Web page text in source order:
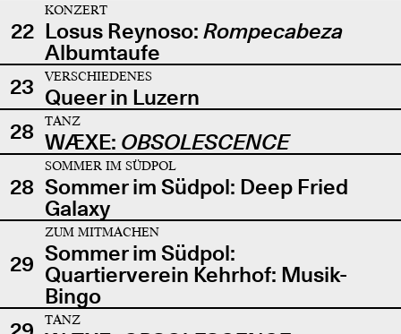
22
KONZERT
Losus Reynoso: Rompecabeza
Albumtaufe
23
VERSCHIEDENES
Queer in Luzern
28
TANZ
WÆXE: OBSOLESCENCE
28
SOMMER IM SÜDPOL
Sommer im Südpol: Deep Fried
Galaxy
29
ZUM MITMACHEN
Sommer im Südpol:
Quartierverein Kehrhof: Musik-
Bingo
TANZ